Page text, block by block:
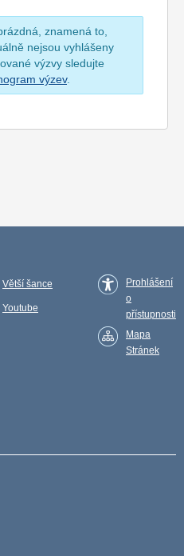
znamená to,
nejsou vyhlášeny
výzvy sledujte
výzev.
Větší šance
Youtube
Prohlášení
o
přístupnosti
Mapa
Stránek